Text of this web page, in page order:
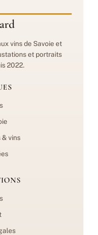
vins de Savoie et
et portraits
2022.
& vins